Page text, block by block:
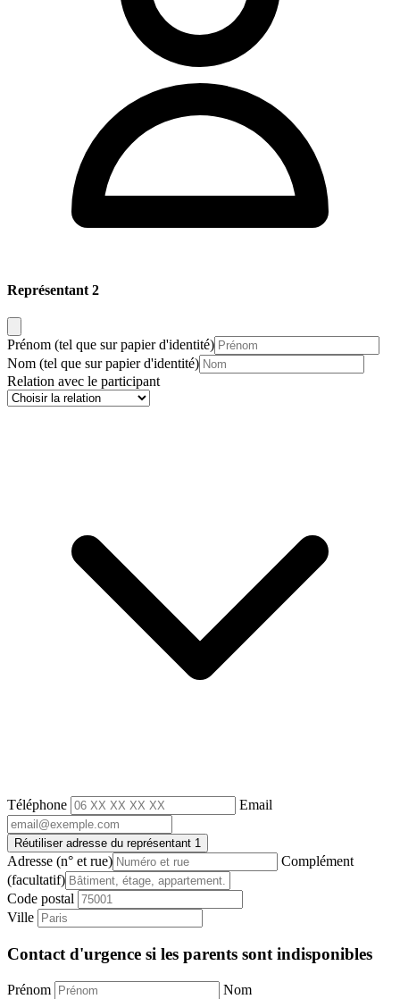
Représentant 2
Prénom (tel que sur papier d'identité)
Nom (tel que sur papier d'identité)
Relation avec le participant
Téléphone Email
Réutiliser adresse du représentant 1
Adresse (n° et rue)
Complément
(facultatif)
Code postal
Ville
Contact d'urgence si les parents sont indisponibles
Prénom
Nom